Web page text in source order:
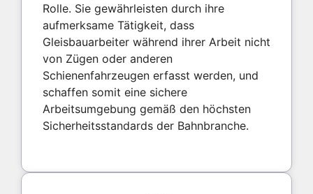
Rolle. Sie gewährleisten durch ihre
aufmerksame Tätigkeit, dass
Gleisbauarbeiter während ihrer Arbeit nicht
von Zügen oder anderen
Schienenfahrzeugen erfasst werden, und
schaffen somit eine sichere
Arbeitsumgebung gemäß den höchsten
Sicherheitsstandards der Bahnbranche.